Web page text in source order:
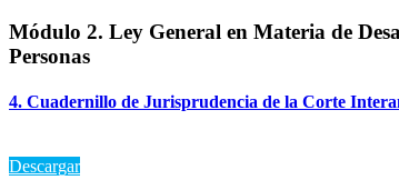
Módulo 2. Ley General en Materia de
Personas
4. Cuadernillo de Jurisprudencia de la Corte
Descargar